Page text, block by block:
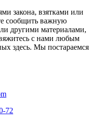
закона, взятками или
сообщить важную
другими материалами,
с нами любым
здесь. Мы постараемся
72